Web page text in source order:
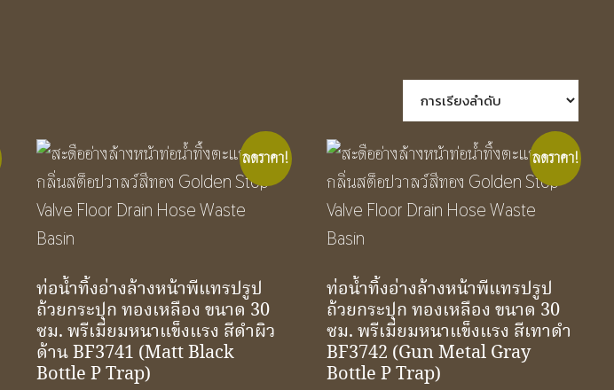
ลดราคา!
ท่อน้ำทิ้งอ่างล้างหน้าพีแทรปรูป
ถ้วยกระปุก ทองเหลือง ขนาด 30
ซม. พรีเมี่ยมหนาแข็งแรง สีดำผิว
ด้าน BF3741 (Matt Black
Bottle P Trap)
ลดราคา!
ท่อน้ำทิ้งอ่างล้างหน้าพีแทรปรูป
ถ้วยกระปุก ทองเหลือง ขนาด 30
ซม. พรีเมี่ยมหนาแข็งแรง สีเทาดำ
BF3742 (Gun Metal Gray
Bottle P Trap)